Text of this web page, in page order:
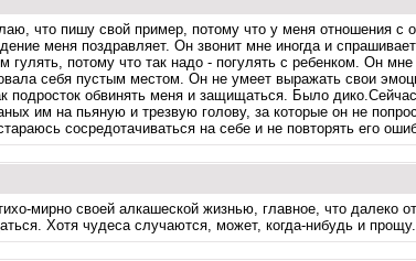
что пишу свой пример, потому что у меня отношения
меня поздравляет. Он звонит мне иногда и
потому что так надо - погулять с ребенком. Он
себя пустым местом. Он не умеет выражать свои
подросток обвинять меня и защищаться. Было
им на пьяную и трезвую голову, за которые он не
сосредотачиваться на себе и не повторять его
мирно своей алкашеской жизнью, главное, что
Хотя чудеса случаются, может, когда-нибудь и прощу.